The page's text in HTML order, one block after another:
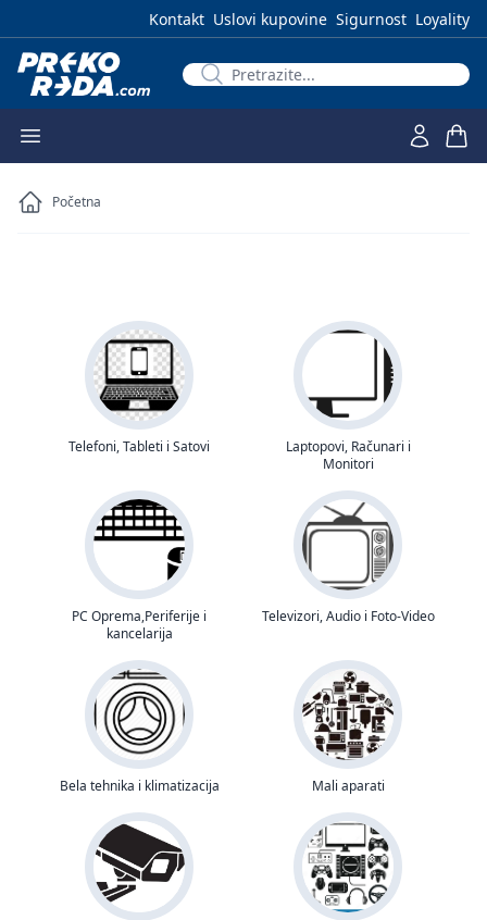
Kontakt Uslovi kupovine Sigurnost Loyality
Početna
Telefoni, Tableti i Satovi
Laptopovi, Računari i
Monitori
PC Oprema,Periferije i
kancelarija
Televizori, Audio i Foto-Video
Bela tehnika i klimatizacija Mali aparati